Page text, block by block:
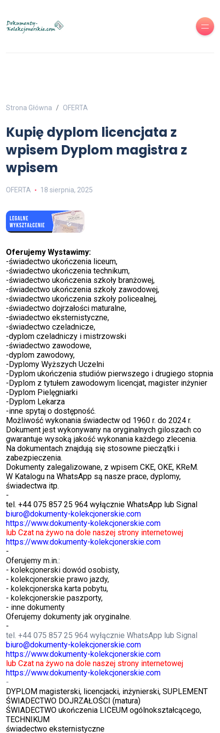
Strona Główna OFERTA
Kupię dyplom licencjata z
wpisem Dyplom magistra z
wpisem
OFERTA 18 sierpnia, 2025
Oferujemy Wystawimy:
-świadectwo ukończenia liceum,
-świadectwo ukończenia technikum,
-świadectwo ukończenia szkoły branżowej,
-świadectwo ukończenia szkoły zawodowej,
-świadectwo ukończenia szkoły policealnej,
-świadectwo dojrzałości maturalne,
-świadectwo eksternistyczne,
-świadectwo czeladnicze,
-dyplom czeladniczy i mistrzowski
-świadectwo zawodowe,
-dyplom zawodowy,
-Dyplomy Wyższych Uczelni
-Dyplom ukończenia studiów pierwszego i drugiego stopnia
-Dyplom z tytułem zawodowym licencjat, magister inżynier
-Dyplom Pielęgniarki
-Dyplom Lekarza
-inne spytaj o dostępność.
Możliwość wykonania świadectw od 1960 r. do 2024 r.
Dokument jest wykonywany na oryginalnych giloszach co
gwarantuje wysoką jakość wykonania każdego zlecenia.
Na dokumentach znajdują się stosowne pieczątki i
zabezpieczenia.
Dokumenty zalegalizowane, z wpisem CKE, OKE, KReM.
W Katalogu na WhatsApp są nasze prace, dyplomy,
świadectwa itp.
-
tel. +44 075 857 25 964 wyłącznie WhatsApp lub Signal
biuro@dokumenty-kolekcjonerskie.com
https://www.dokumenty-kolekcjonerskie.com
lub Czat na żywo na dole naszej strony internetowej
https://www.dokumenty-kolekcjonerskie.com
-
Oferujemy m.in.:
- kolekcjonerski dowód osobisty,
- kolekcjonerskie prawo jazdy,
- kolekcjonerska karta pobytu,
- kolekcjonerskie paszporty,
- inne dokumenty
Oferujemy dokumenty jak oryginalne.
-
tel. +44 075 857 25 964 wyłącznie WhatsApp lub Signal
biuro@dokumenty-kolekcjonerskie.com
https://www.dokumenty-kolekcjonerskie.com
lub Czat na żywo na dole naszej strony internetowej
https://www.dokumenty-kolekcjonerskie.com
-
DYPLOM magisterski, licencjacki, inżynierski, SUPLEMENT
ŚWIADECTWO DOJRZAŁOŚCI (matura)
ŚWIADECTWO ukończenia LICEUM ogólnokształcącego,
TECHNIKUM
świadectwo eksternistyczne